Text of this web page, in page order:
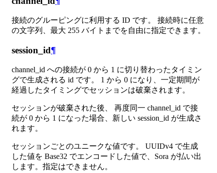
接続のグルーピングに利用する ID です。 接続時に任意
の文字列、最大 255 バイトまでを自由に指定できます。
session_id¶
channel_id への接続が 0 から 1 に切り替わったタイミン
グで生成される id です。 1 から 0 になり、一定期間が
経過したタイミングでセッションは破棄されます。
セッションが破棄された後、 再度同一 channel_id で接
続が 0 から 1 になった場合、新しい session_id が生成さ
れます。
セッションごとのユニークな値です。 UUIDv4 で生成
した値を Base32 でエンコードした値で、Sora が払い出
します。指定はできません。